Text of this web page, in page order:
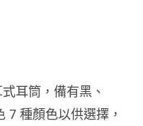
耳筒，備有黑、
7 種顏色以供選擇，